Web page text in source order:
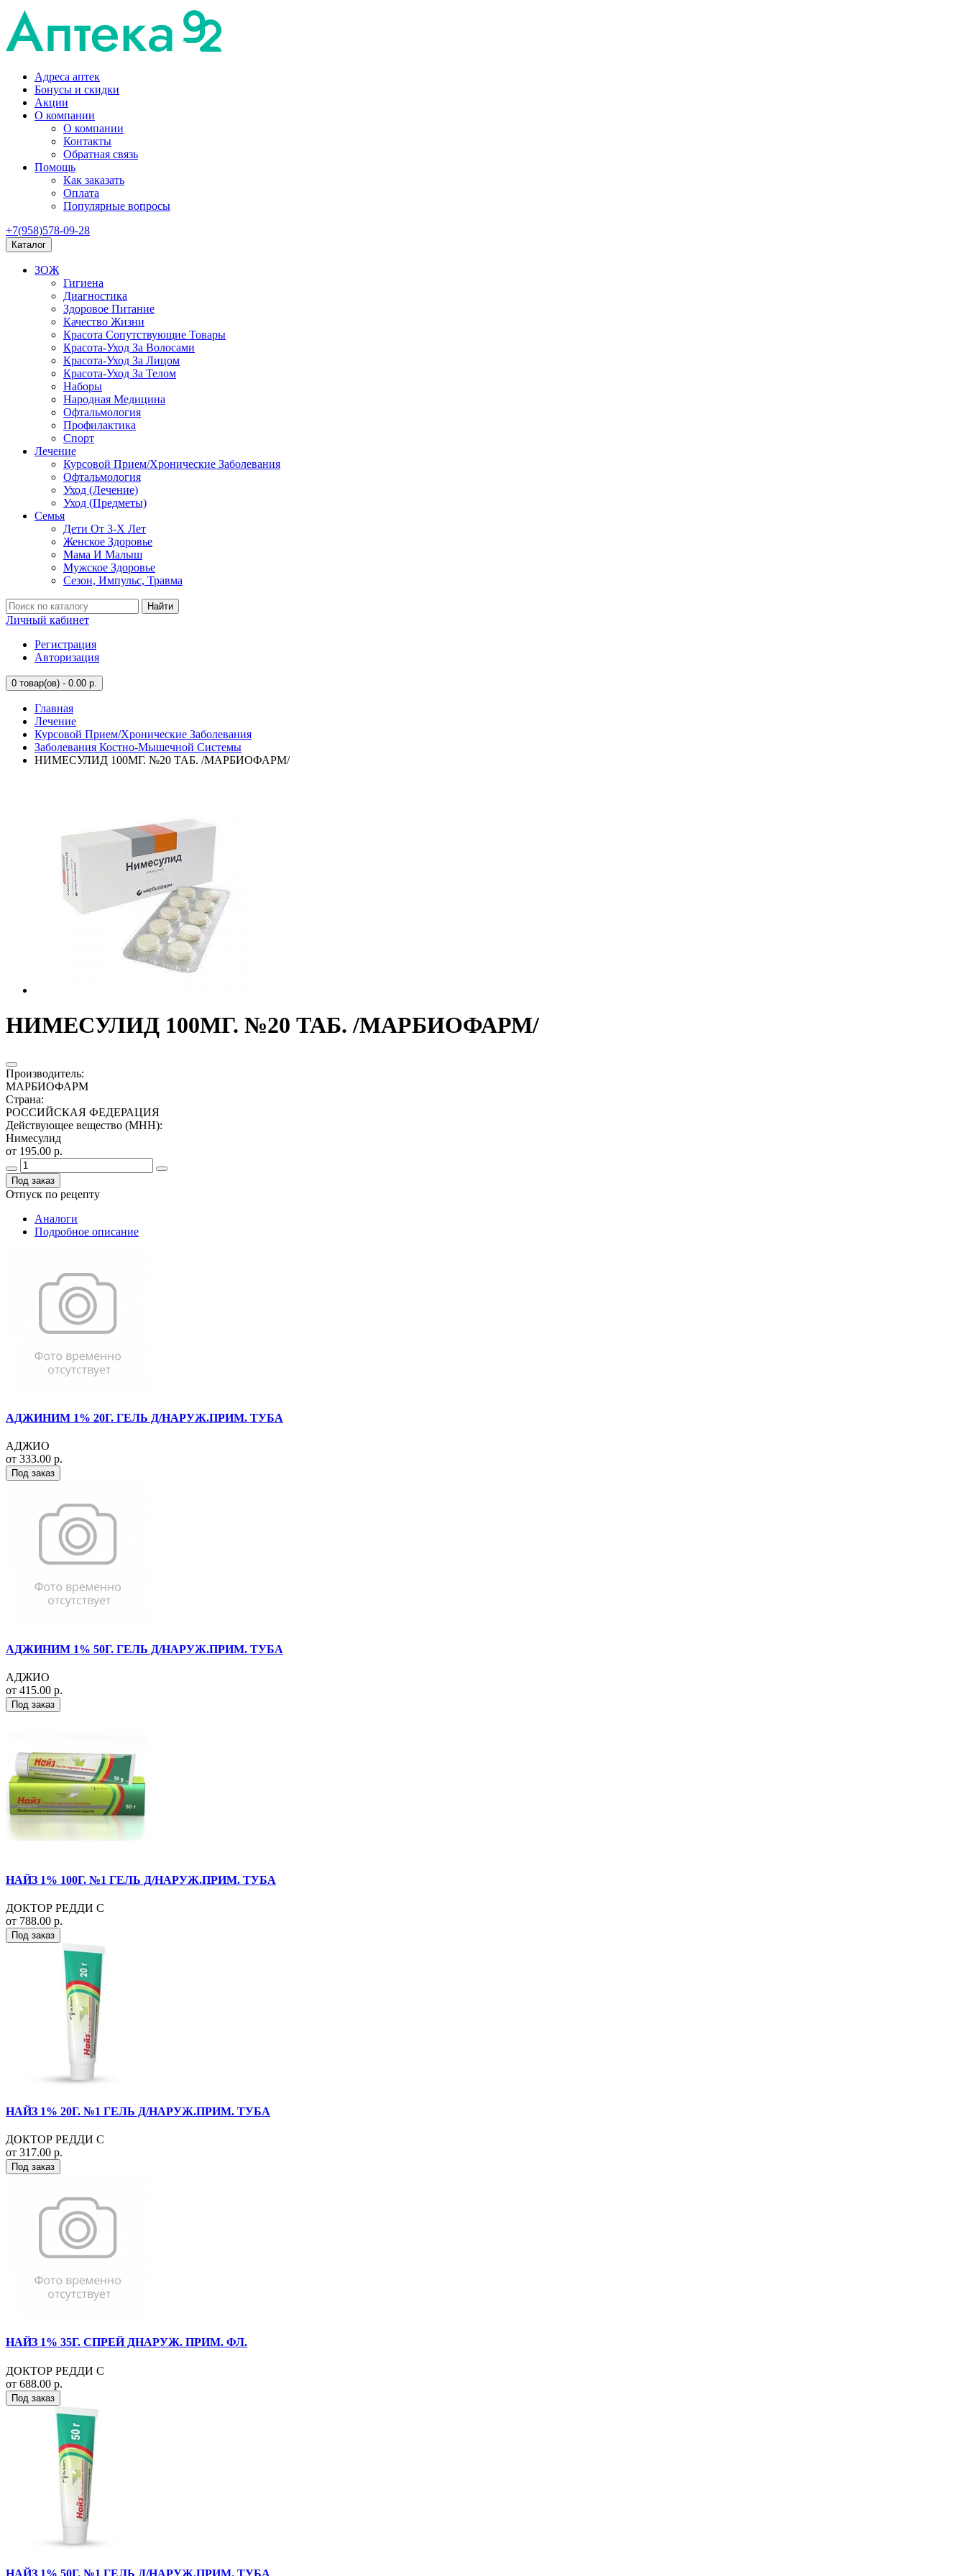
Адреса аптек
Бонусы и скидки
Акции
О компании
О компании
Контакты
Обратная связь
Помощь
Как заказать
Оплата
Популярные вопросы
+7(958)578-09-28
Каталог
ЗОЖ
Гигиена
Диагностика
Здоровое Питание
Качество Жизни
Красота Сопутствующие Товары
Красота-Уход За Волосами
Красота-Уход За Лицом
Красота-Уход За Телом
Наборы
Народная Медицина
Офтальмология
Профилактика
Спорт
Лечение
Курсовой Прием/Хронические Заболевания
Офтальмология
Уход (Лечение)
Уход (Предметы)
Семья
Дети От 3-Х Лет
Женское Здоровье
Мама И Малыш
Мужское Здоровье
Сезон, Импульс, Травма
Найти
Личный кабинет
Регистрация
Авторизация
0 товар(ов) - 0.00 р.
Главная
Лечение
Курсовой Прием/Хронические Заболевания
Заболевания Костно-Мышечной Системы
НИМЕСУЛИД 100МГ. №20 ТАБ. /МАРБИОФАРМ/
НИМЕСУЛИД 100МГ. №20 ТАБ. /МАРБИОФАРМ/
Производитель:
МАРБИОФАРМ
Страна:
РОССИЙСКАЯ ФЕДЕРАЦИЯ
Действующее вещество (МНН):
Нимесулид
от 195.00 р.
Под заказ
Отпуск по рецепту
Аналоги
Подробное описание
АДЖИНИМ 1% 20Г. ГЕЛЬ Д/НАРУЖ.ПРИМ. ТУБА
АДЖИО
от 333.00 р.
Под заказ
АДЖИНИМ 1% 50Г. ГЕЛЬ Д/НАРУЖ.ПРИМ. ТУБА
АДЖИО
от 415.00 р.
Под заказ
НАЙЗ 1% 100Г. №1 ГЕЛЬ Д/НАРУЖ.ПРИМ. ТУБА
ДОКТОР РЕДДИ С
от 788.00 р.
Под заказ
НАЙЗ 1% 20Г. №1 ГЕЛЬ Д/НАРУЖ.ПРИМ. ТУБА
ДОКТОР РЕДДИ С
от 317.00 р.
Под заказ
НАЙЗ 1% 35Г. СПРЕЙ ДНАРУЖ. ПРИМ. ФЛ.
ДОКТОР РЕДДИ С
от 688.00 р.
Под заказ
НАЙЗ 1% 50Г. №1 ГЕЛЬ Д/НАРУЖ.ПРИМ. ТУБА